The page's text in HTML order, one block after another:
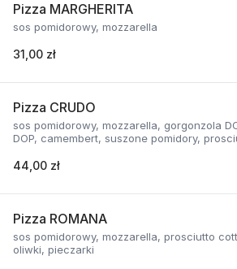
Pizza MARGHERITA
sos pomidorowy, mozzarella
31,00 zł
Pizza CRUDO
sos pomidorowy, mozzarella, gorgonzola
DOP, camembert, suszone pomidory,
44,00 zł
Pizza ROMANA
sos pomidorowy, mozzarella, prosciutto
oliwki, pieczarki